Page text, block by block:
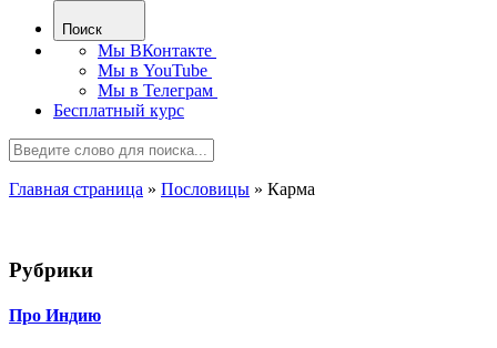
Поиск
Мы ВКонтакте
Мы в YouTube
Мы в Телеграм
Бесплатный курс
Главная страница » Пословицы » Карма
Рубрики
Про Индию